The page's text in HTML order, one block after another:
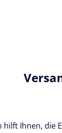
hilft Ihnen, die